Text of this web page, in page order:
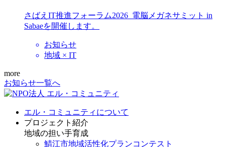
さばえIT推進フォーラム2026_電脳メガネサミット in
Sabaeを開催します。
お知らせ
地域 × IT
more
お知らせ一覧へ
エル・コミュニティについて
プロジェクト紹介
地域の担い手育成
鯖江市地域活性化プランコンテスト